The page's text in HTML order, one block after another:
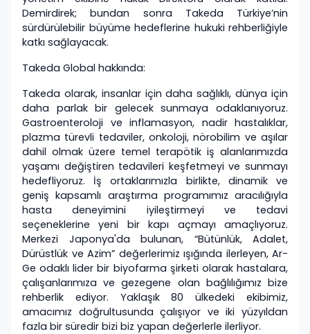
Demirdirek; bundan sonra Takeda Türkiye’nin
sürdürülebilir büyüme hedeflerine hukuki rehberliğiyle
katkı sağlayacak.
Takeda Global hakkında:
Takeda olarak, insanlar için daha sağlıklı, dünya için
daha parlak bir gelecek sunmaya odaklanıyoruz.
Gastroenteroloji ve inflamasyon, nadir hastalıklar,
plazma türevli tedaviler, onkoloji, nörobilim ve aşılar
dahil olmak üzere temel terapötik iş alanlarımızda
yaşamı değiştiren tedavileri keşfetmeyi ve sunmayı
hedefliyoruz. İş ortaklarımızla birlikte, dinamik ve
geniş kapsamlı araştırma programımız aracılığıyla
hasta deneyimini iyileştirmeyi ve tedavi
seçeneklerine yeni bir kapı açmayı amaçlıyoruz.
Merkezi Japonya'da bulunan, “Bütünlük, Adalet,
Dürüstlük ve Azim” değerlerimiz ışığında ilerleyen, Ar-
Ge odaklı lider bir biyofarma şirketi olarak hastalara,
çalışanlarımıza ve gezegene olan bağlılığımız bize
rehberlik ediyor. Yaklaşık 80 ülkedeki ekibimiz,
amacımız doğrultusunda çalışıyor ve iki yüzyıldan
fazla bir süredir bizi biz yapan değerlerle ilerliyor.